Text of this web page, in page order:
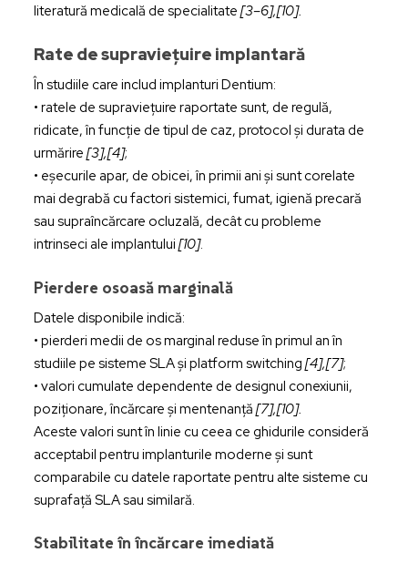
literatură medicală de specialitate [3–6],[10].
Rate de supraviețuire implantară
În studiile care includ implanturi Dentium:
• ratele de supraviețuire raportate sunt, de regulă,
ridicate, în funcție de tipul de caz, protocol și durata de
urmărire[3],[4];
• eșecurile apar, de obicei, în primii ani și sunt corelate
mai degrabă cu factori sistemici, fumat, igienă precară
sau supraîncărcare ocluzală, decât cu probleme
intrinseci ale implantului[10].
Pierdere osoasă marginală
Datele disponibile indică:
• pierderi medii de os marginal reduse în primul an în
studiile pe sisteme SLA și platform switching [4],[7];
• valori cumulate dependente de designul conexiunii,
poziționare, încărcare și mentenanță [7],[10].
Aceste valori sunt în linie cu ceea ce ghidurile consideră
acceptabil pentru implanturile moderne și sunt
comparabile cu datele raportate pentru alte sisteme cu
suprafață SLA sau similară.
Stabilitate în încărcare imediată